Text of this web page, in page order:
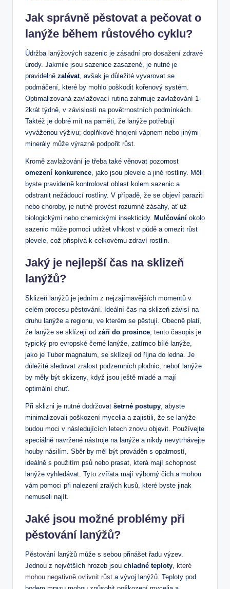
Jak správně pěstovat a pečovat o
lanýže během růstového cyklu?
Údržba lanýžových sazenic je zásadní pro dosažení zdravé
úrody. Jakmile jsou sazenice zasazené, je nutné je
pravidelně zalévat, avšak je důležité vyvarovat se
podmáčení, které by mohlo poškodit kořenový systém.
Optimalizovaná zavlažovací rutina zahrnuje zavlažování 1-
2krát týdně, v závislosti na povětrnostních podmínkách.
Taktéž je dobré mít na paměti, že lanýže potřebují
vyváženou výživu; doplňkové hnojení vápnem nebo jinými
minerály může výrazně podpořit růst.
Kromě zavlažování je třeba také věnovat pozornost
omezení konkurence , jako jsou plevele a jiné rostliny. Měli
byste pravidelně kontrolovat oblast kolem sazenic a
odstranit nežádoucí rostliny. V případě, že se objeví paraziti
nebo choroby, je nutné provést rozumné zásahy, ať už
biologickými nebo chemickými insekticidy. Mulčování okolo
sazenic může pomoci udržet vlhkost v půdě a omezit růst
plevele, což přispívá k celkovému zdraví rostlin.
Jaký je nejlepší čas na sklizeň
lanýžů?
Sklizeň lanýžů je jedním z nejzajímavějších momentů v
celém procesu pěstování. Ideální čas na sklizeň závisí na
druhu lanýže a regionu, ve kterém se pěstují. Obecně platí,
že lanýže se sklízejí od září do prosince; tento časopis je
typický pro evropské černé lanýže, zatímco bílé lanýže,
jako je Tuber magnatum, se sklízejí od října do ledna. Je
důležité sledovat zralost podzemních plodnic, neboť lanýže
by měly být sklizeny, když jsou ještě mladé a mají
optimální chuť.
Při sklizni je nutné dodržovat šetrné postupy , abyste
minimalizovali poškození mycelia a zajistili, že se lanýže
budou moci v následujících letech znovu objevit. Používejte
speciálně navržené nástroje na lanýže a nikdy nevytrhávejte
houby násilím. Sběr by měl být prováděn s opatrností,
ideálně s použitím psů nebo prasat, která mají schopnost
lanýže vyhledávat. Tyto zvířata mají výborný čich a mohou
vám pomoci při nalezení zralých kusů, které byste jinak
nemuseli najít.
Jaké jsou možné problémy při
pěstování lanýžů?
Pěstování lanýžů může s sebou přinášet řadu výzev.
Jednou z největších hrozeb jsou chladné teploty které
mohou negativně ovlivnit růst a vývoj lanýžů. Teploty pod